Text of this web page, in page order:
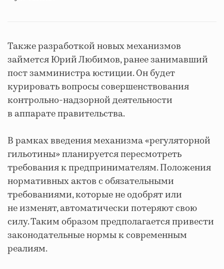
Также разработкой новых механизмов
займется Юрий Любимов, ранее занимавший
пост замминистра юстиции. Он будет
курировать вопросы совершенствования
контрольно-надзорной деятельности
в аппарате правительства.
В рамках введения механизма «регуляторной
гильотины» планируется пересмотреть
требования к предпринимателям. Положения
нормативных актов с обязательными
требованиями, которые не одобрят или
не изменят, автоматически потеряют свою
силу. Таким образом предполагается привести
законодательные нормы к современным
реалиям.